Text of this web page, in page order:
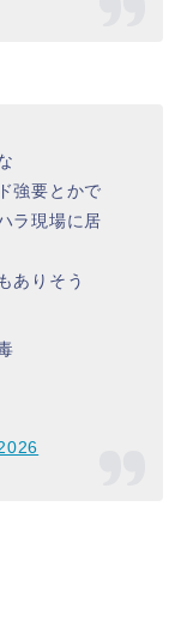
強要とかで
ラ現場に居
ありそう